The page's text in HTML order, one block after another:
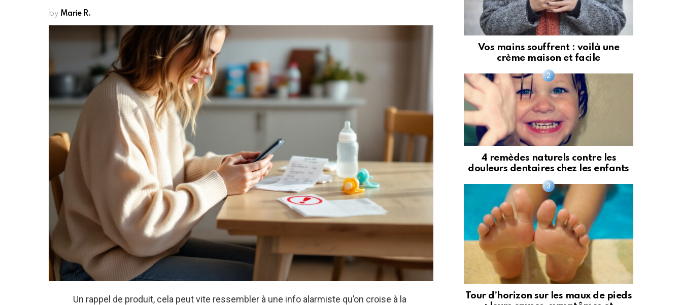
by Marie R.
Un rappel de produit, cela peut vite ressembler à une info alarmiste qu’on croise à la
Vos mains souffrent : voilà une
crème maison et facile
4 remèdes naturels contre les
douleurs dentaires chez les enfants
Tour d’horizon sur les maux de pieds